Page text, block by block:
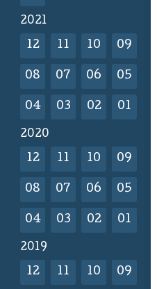
2021
12 11 10 09
08 07 06 05
04 03 02 01
2020
12 11 10 09
08 07 06 05
04 03 02 01
2019
12 11 10 09